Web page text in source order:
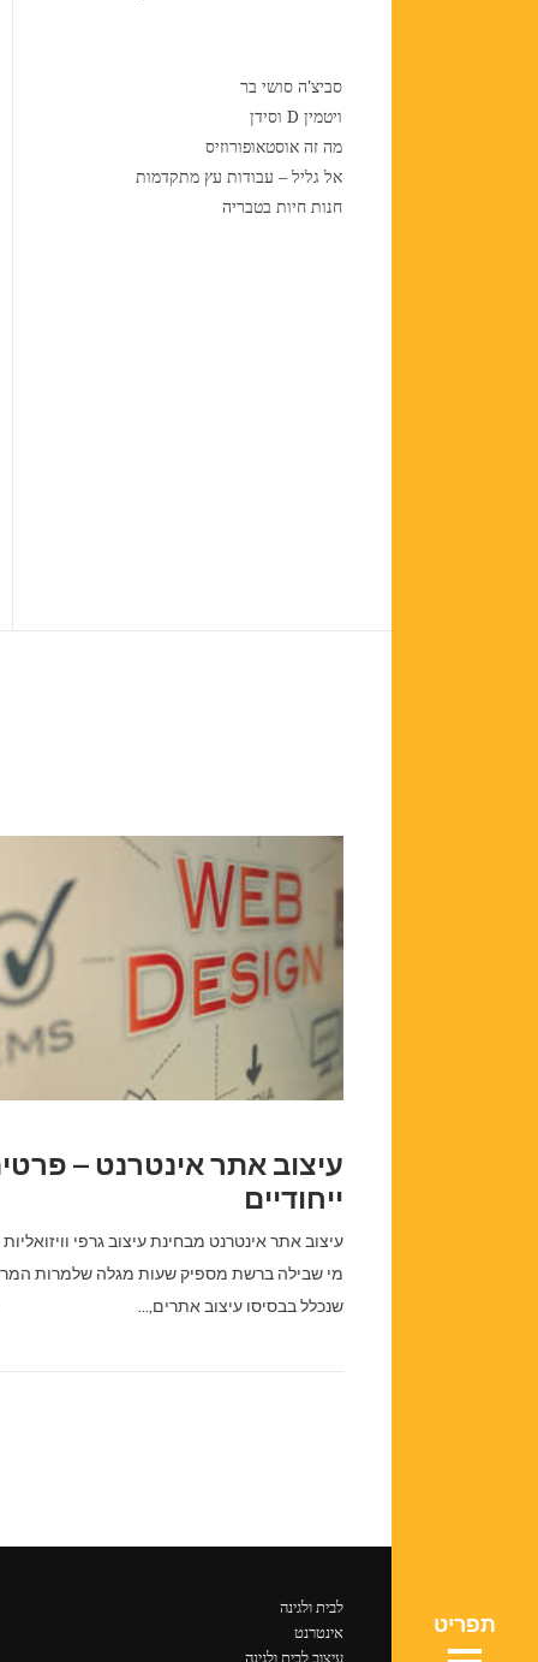
מאמרים
בעץ
סביצ'ה סושי בר
ויטמין D וסידן
מה זה אוסטאופורוזיס
אל גליל – עבודות עץ מתקדמות
חנות חיות בטבריה
עיצוב אתר אינטרנט –
ייחודיים
עיצוב אתר אינטרנט מבחינת עיצוב גרפי
מי שבילה ברשת מספיק שעות מגלה שלמרות
שנכלל בבסיסו עיצוב אתרים,…
לבית ולגינה
אינטרנט
עיצוב לבית ולגינה